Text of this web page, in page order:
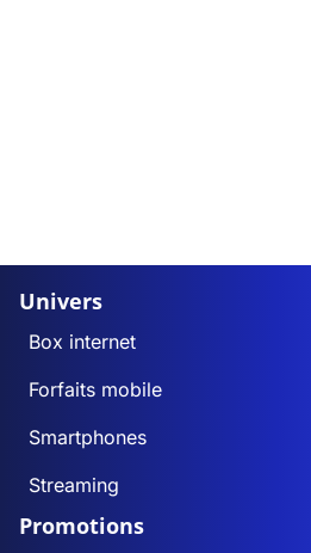
Univers
Box internet
Forfaits mobile
Smartphones
Streaming
Promotions